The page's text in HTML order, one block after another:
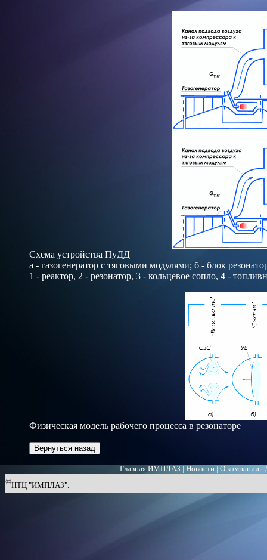
Схема устройства ПуДД
а - газогенератор с тяговыми модулями; б - блок
1 - реактор, 2 - резонатор, 3 - кольцевое сопло, 4 -
Физическая модель рабочего процесса в резонаторе
Главная ИМПЛАЗ | Новости | О компании |
©НТЦ "ИМПЛАЗ".